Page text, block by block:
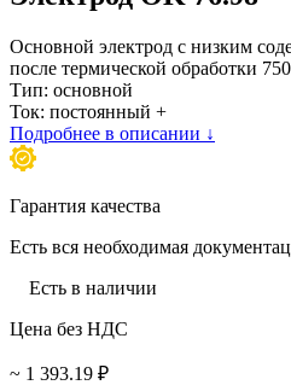
Основной электрод с низким
после термической обработки
Тип: основной
Ток: постоянный +
Подробнее в описании ↓
Гарантия качества
Есть вся необходимая
Есть в наличии
Цена без НДС
~ 1 393.19 ₽